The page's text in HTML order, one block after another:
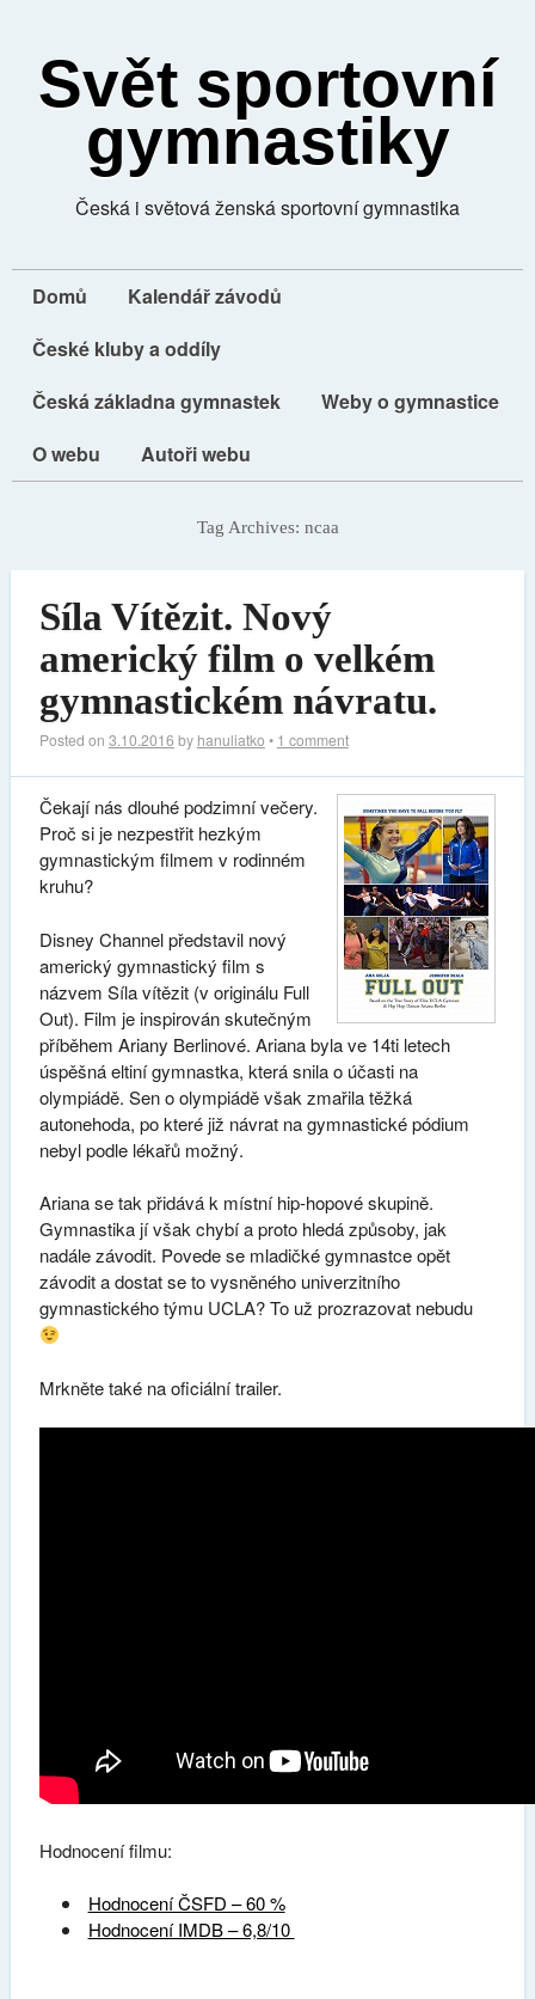
Svět sportovní
gymnastiky
Česká i světová ženská sportovní gymnastika
Domů
Kalendář závodů
České kluby a oddíly
Česká základna gymnastek
Weby o gymnastice
O webu
Autoři webu
Tag Archives: ncaa
Síla Vítězit. Nový
americký film o velkém
gymnastickém návratu.
Posted on 3.10.2016 by hanuliatko • 1 comment
Čekají nás dlouhé podzimní večery.
Proč si je nezpestřit hezkým
gymnastickým filmem v rodinném
kruhu?
Disney Channel představil nový
americký gymnastický film s
názvem Síla vítězit (v originálu Full
Out). Film je inspirován skutečným
příběhem Ariany Berlinové. Ariana byla ve 14ti letech
úspěšná eltiní gymnastka, která snila o účasti na
olympiádě. Sen o olympiádě však zmařila těžká
autonehoda, po které již návrat na gymnastické pódium
nebyl podle lékařů možný.
Ariana se tak přidává k místní hip-hopové skupině.
Gymnastika jí však chybí a proto hledá způsoby, jak
nadále závodit. Povede se mladičké gymnastce opět
závodit a dostat se to vysněného univerzitního
gymnastického týmu UCLA? To už prozrazovat nebudu
Mrkněte také na oficiální trailer.
Hodnocení filmu:
Hodnocení ČSFD – 60 %
Hodnocení IMDB – 6,8/10